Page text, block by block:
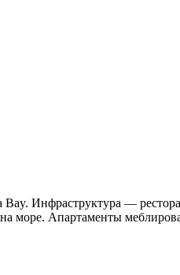
Инфраструктура —
море. Апартаменты